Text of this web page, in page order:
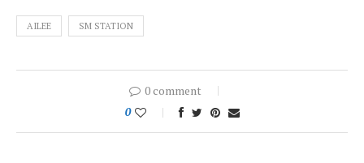
AILEE SM STATION
0 comment
0